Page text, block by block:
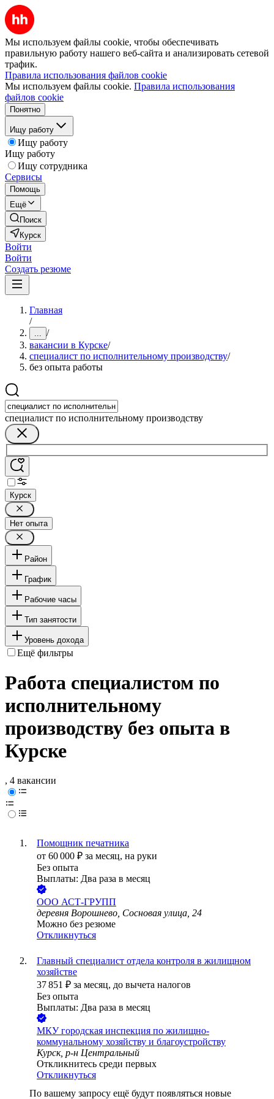
Мы используем файлы cookie, чтобы обеспечивать
правильную работу нашего веб-сайта и анализировать сетевой
трафик.
Правила использования файлов cookie
Мы используем файлы cookie. Правила использования
файлов cookie
Понятно
Ищу работу
Ищу работу
Ищу работу
Ищу сотрудника
Сервисы
Помощь
Ещё
Поиск
Курск
Войти
Войти
Создать резюме
Главная
/
... /
вакансии в Курске/
специалист по исполнительному производству/
без опыта работы
специалист по исполнительному производству
Курск
Нет опыта
Район
График
Рабочие часы
Тип занятости
Уровень дохода
Ещё фильтры
Работа специалистом по
исполнительному
производству без опыта в
Курске
, 4 вакансии
Помощник печатника
от 60 000 ₽ за месяц, на руки
Без опыта
Выплаты: Два раза в месяц
ООО АСТ-ГРУПП
деревня Ворошнево, Сосновая улица, 24
Можно без резюме
Откликнуться
Главный специалист отдела контроля в жилищном
хозяйстве
37 851 ₽ за месяц, до вычета налогов
Без опыта
Выплаты: Два раза в месяц
МКУ городская инспекция по жилищно-
коммунальному хозяйству и благоустройству
Курск, р-н Центральный
Откликнитесь среди первых
Откликнуться
По вашему запросу ещё будут появляться новые